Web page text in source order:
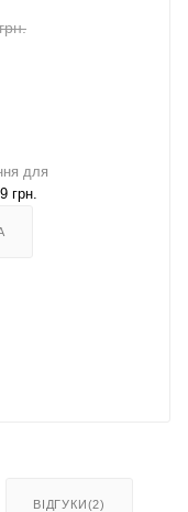
для
грн.
ВІДГУКИ(2)